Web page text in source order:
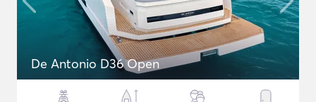
De Antonio D36 Open